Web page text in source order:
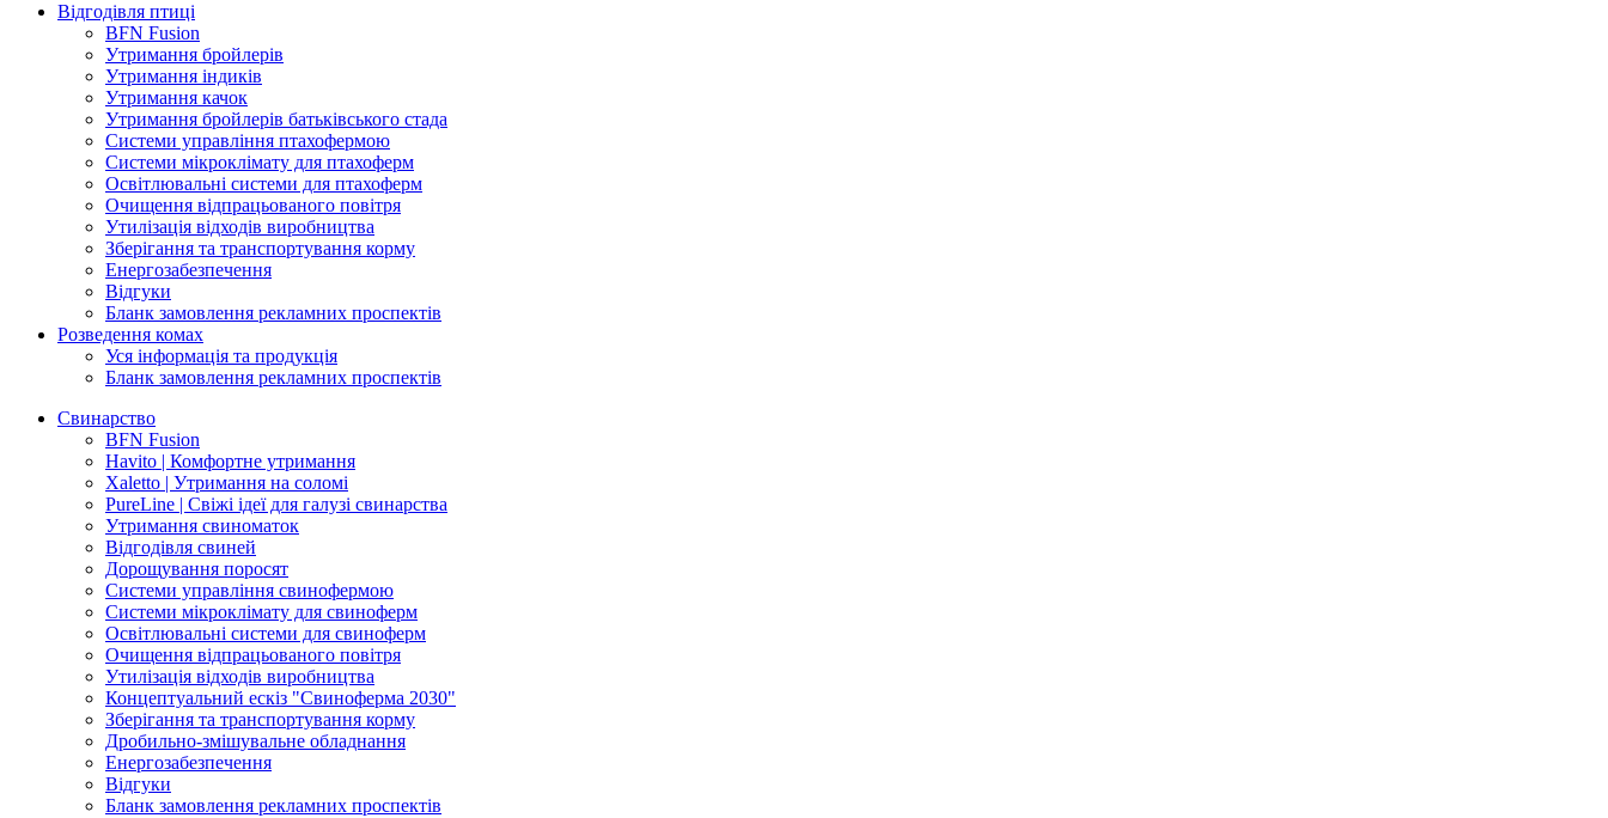
Відгодівля птиці
BFN Fusion
Утримання бройлерів
Утримання індиків
Утримання качок
Утримання бройлерів батьківського стада
Системи управління птахофермою
Системи мікроклімату для птахоферм
Освітлювальні системи для птахоферм
Очищення відпрацьованого повітря
Утилізація відходів виробництва
Зберігання та транспортування корму
Енергозабезпечення
Відгуки
Бланк замовлення рекламних проспектів
Розведення комах
Уся інформація та продукція
Бланк замовлення рекламних проспектів
Свинарство
BFN Fusion
Havito | Комфортне утримання
Xaletto | Утримання на соломі
PureLine | Свіжі ідеї для галузі свинарства
Утримання свиноматок
Відгодівля свиней
Дорощування поросят
Системи управління свинофермою
Системи мікроклімату для свиноферм
Освітлювальні системи для свиноферм
Очищення відпрацьованого повітря
Утилізація відходів виробництва
Концептуальний ескіз "Свиноферма 2030"
Зберігання та транспортування корму
Дробильно-змішувальне обладнання
Енергозабезпечення
Відгуки
Бланк замовлення рекламних проспектів